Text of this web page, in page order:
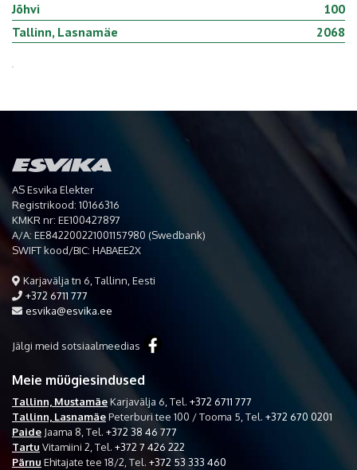
Jõhvi
100
Tallinn, Lasnamäe
2068
AS Esvika Elekter
Registrikood: 10166316
KMKR nr: EE100427897
A/A: EE842200221001157980 (Swedbank)
SWIFT kood/BIC: HABAEE2X
Karjavälja tn 6, Tallinn, Eesti
+372 6711 777
esvika@esvika.ee
Jälgi meid sotsiaalmeedias
Meie müügiesindused
Tallinn, MustamäeKarjavälja 6, Tel. +372 6711 777
Tallinn, LasnamäePeterburi tee 100 / Tooma 5, Tel. +372 670 0201
Paide Jaama 8, Tel. +372 38 46 777
Tartu Vitamiini 2, Tel. +372 7 426 222
Pärnu Ehitajate tee 18/2, Tel. +372 53 333 460